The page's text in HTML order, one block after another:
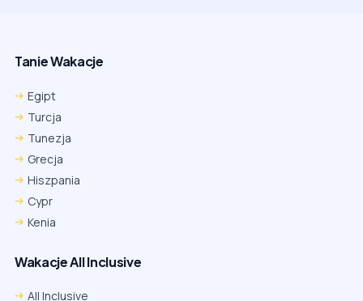
Tanie Wakacje
Egipt
Turcja
Tunezja
Grecja
Hiszpania
Cypr
Kenia
Wakacje All Inclusive
All Inclusive